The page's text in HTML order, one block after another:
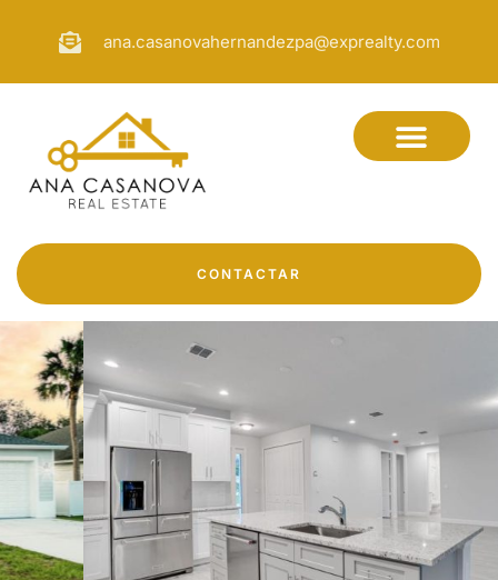
ana.casanovahernandezpa@exprealty.com
CONTACTAR